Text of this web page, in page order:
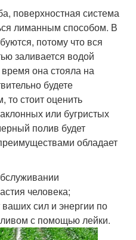
поверхностная система
лиманным способом. В
потому что вся
заливается водой
она стояла на
будете
то стоит оценить
или бугристых
полив будет
обладает
человека;
сил и энергии по
с помощью лейки.